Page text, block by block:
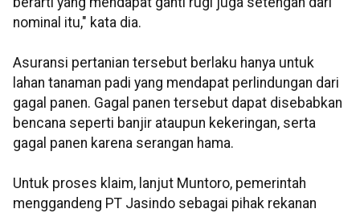
nominal itu," kata dia.
Asuransi pertanian tersebut berlaku hanya untuk
lahan tanaman padi yang mendapat perlindungan dari
gagal panen. Gagal panen tersebut dapat disebabkan
bencana seperti banjir ataupun kekeringan, serta
gagal panen karena serangan hama.
Untuk proses klaim, lanjut Muntoro, pemerintah
menggandeng PT Jasindo sebagai pihak rekanan